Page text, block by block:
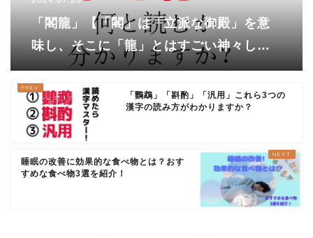
「閣龍」【「閣」は「立派な御殿」を意
味し、そこに「龍」とはすごい神々し
い！】あなたは読めますか？
「鸚鵡」「斟酌」「汎用」これら3つの
漢字の読み方がわかりますか？
睡眠の改善に効果的な食べ物とは？おす
すめな食べ物3選を紹介！